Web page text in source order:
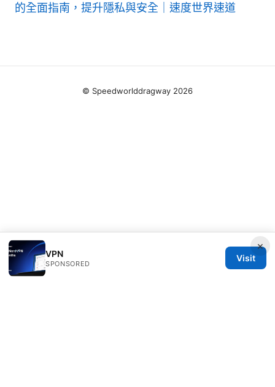
的全面指南，提升隱私與安全｜速度世界速道
×
VPN
SPONSORED
Visit
© Speedworlddragway 2026